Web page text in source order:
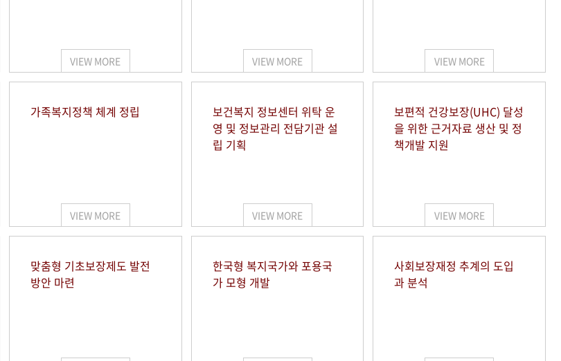
VIEW MORE VIEW MORE VIEW MORE
가족복지정책 체계 정립
VIEW MORE
보건복지 정보센터 위탁 운
영 및 정보관리 전담기관 설
립 기획
VIEW MORE
보편적 건강보장(UHC) 달성
을 위한 근거자료 생산 및 정
책개발 지원
VIEW MORE
맞춤형 기초보장제도 발전
방안 마련
한국형 복지국가와 포용국
가 모형 개발
사회보장재정 추계의 도입
과 분석